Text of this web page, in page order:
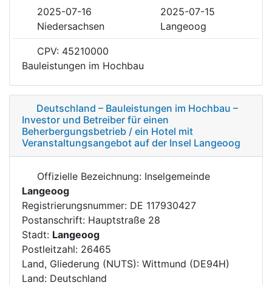
2025-07-16
2025-07-15
Niedersachsen
Langeoog
CPV: 45210000
Bauleistungen im Hochbau
Deutschland – Bauleistungen im Hochbau –
Investor und Betreiber für einen
Beherbergungsbetrieb / ein Hotel mit
Veranstaltungsangebot auf der Insel Langeoog
Offizielle Bezeichnung: Inselgemeinde
Langeoog
Registrierungsnummer: DE 117930427
Postanschrift: Hauptstraße 28
Stadt: Langeoog
Postleitzahl: 26465
Land, Gliederung (NUTS): Wittmund (DE94H)
Land: Deutschland